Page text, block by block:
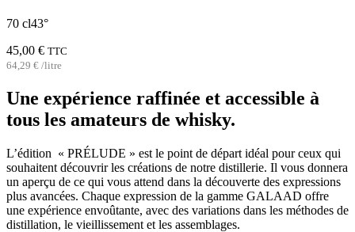
70 cl43°
45,00 € TTC
64,29 € /litre
Une expérience raffinée et accessible à
tous les amateurs de whisky.
L’édition « PRÉLUDE » est le point de départ idéal pour ceux qui
souhaitent découvrir les créations de notre distillerie. Il vous donnera
un aperçu de ce qui vous attend dans la découverte des expressions
plus avancées. Chaque expression de la gamme GALAAD offre
une expérience envoûtante, avec des variations dans les méthodes de
distillation, le vieillissement et les assemblages.